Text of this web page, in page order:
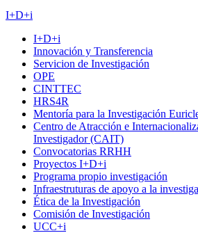
I+D+i
I+D+i
Innovación y Transferencia
Servicion de Investigación
OPE
CINTTEC
HRS4R
Mentoría para la Investigación
Centro de Atracción e
Investigador (CAIT)
Convocatorias RRHH
Proyectos I+D+i
Programa propio investigación
Infraestruturas de apoyo a la
Ética de la Investigación
Comisión de Investigación
UCC+i